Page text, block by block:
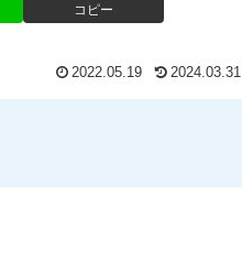
コピー
2022.05.19 2024.03.31